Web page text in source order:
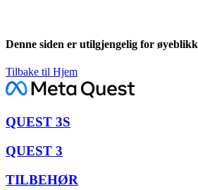
Denne siden er utilgjengelig for
Tilbake til Hjem
QUEST 3S
QUEST 3
TILBEHØR